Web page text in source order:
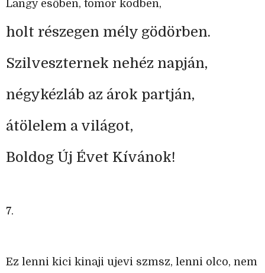
Langy esőben, tömör ködben,
holt részegen mély gödörben.
Szilveszternek nehéz napján,
négykézláb az árok partján,
átölelem a világot,
Boldog Új Évet Kívánok!
7.
Ez lenni kici kinaji ujevi szmsz, lenni olco, nem